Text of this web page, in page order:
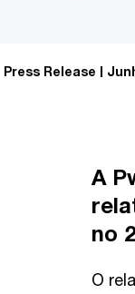
Press Release
A
no
O